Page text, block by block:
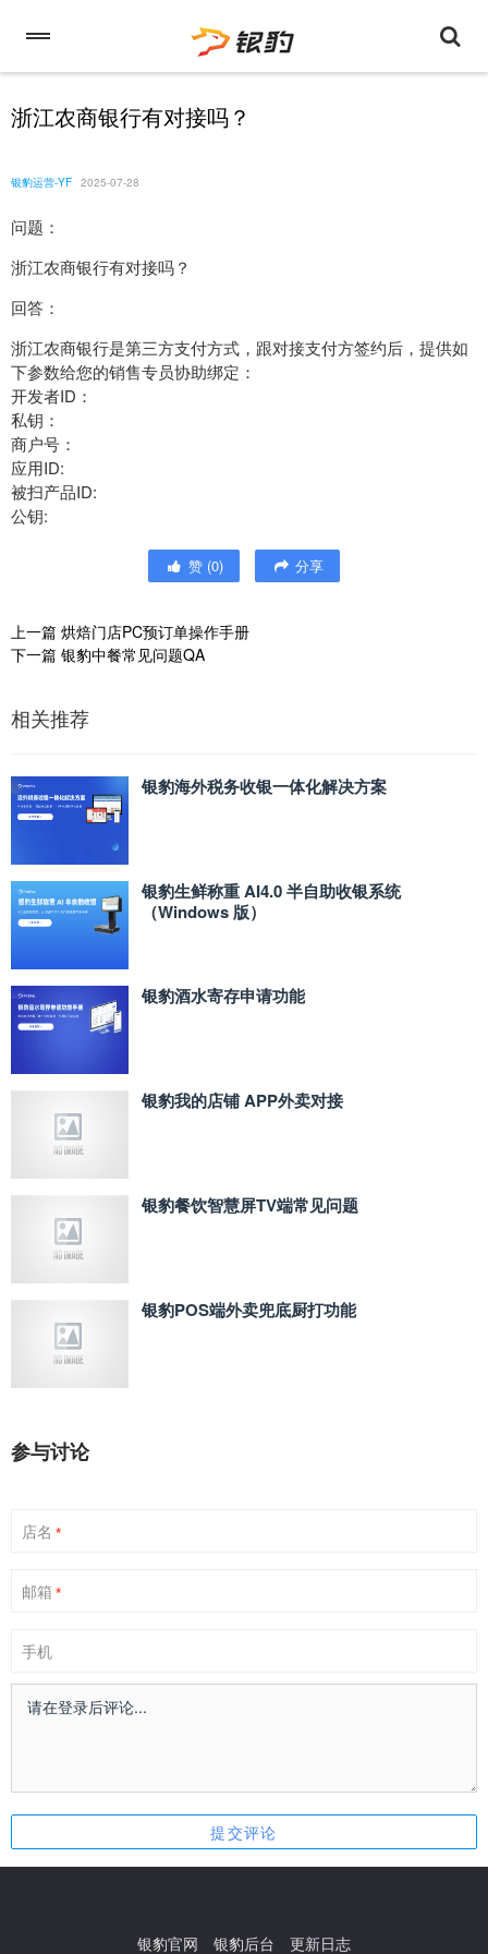
浙江农商银行有对接吗？
银豹运营-YF 2025-07-28
问题：
浙江农商银行有对接吗？
回答：
浙江农商银行是第三方支付方式，跟对接支付方签约后，提供如
下参数给您的销售专员协助绑定：
开发者ID：
私钥：
商户号：
应用ID:
被扫产品ID:
公钥:
赞 (0) 分享
上一篇 烘焙门店PC预订单操作手册
下一篇 银豹中餐常见问题QA
相关推荐
银豹海外税务收银一体化解决方案
银豹生鲜称重 AI4.0 半自助收银系统
（Windows 版）
银豹酒水寄存申请功能
银豹我的店铺 APP外卖对接
银豹餐饮智慧屏TV端常见问题
银豹POS端外卖兜底厨打功能
参与讨论
店名 *
邮箱 *
手机
银豹官网 银豹后台 更新日志